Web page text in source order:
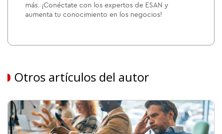
más. ¡Conéctate con los expertos de ESAN y
aumenta tu conocimiento en los negocios!
Otros artículos del autor